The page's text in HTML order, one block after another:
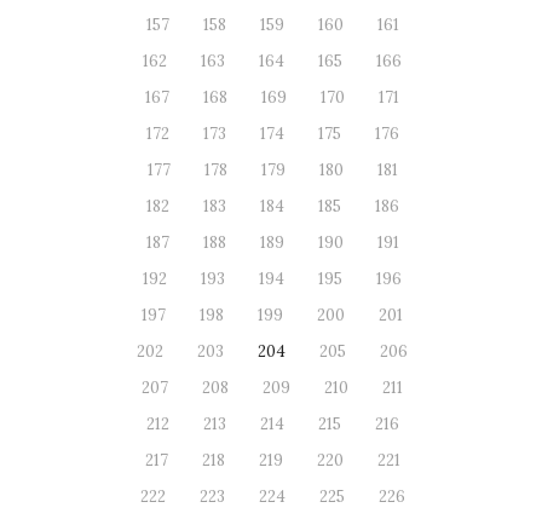
157
158 159 160
161
162
163 164 165
166
167
168 169 170
171
172
173 174 175
176
177
178 179 180
181
182
183 184 185
186
187
188 189 190
191
192
193 194 195
196
197
198 199 200
201
202
203 204 205
206
207
208 209 210
211
212
213 214 215
216
217
218 219 220
221
222
223 224 225
226